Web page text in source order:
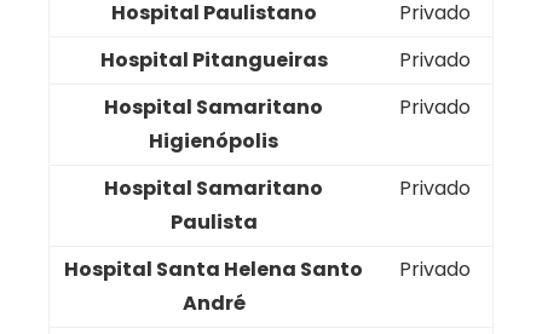
Hospital Paulistano
Privado
Hospital Pitangueiras
Privado
Hospital Samaritano
Higienópolis
Privado
Hospital Samaritano
Paulista
Privado
Hospital Santa Helena Santo
André
Privado